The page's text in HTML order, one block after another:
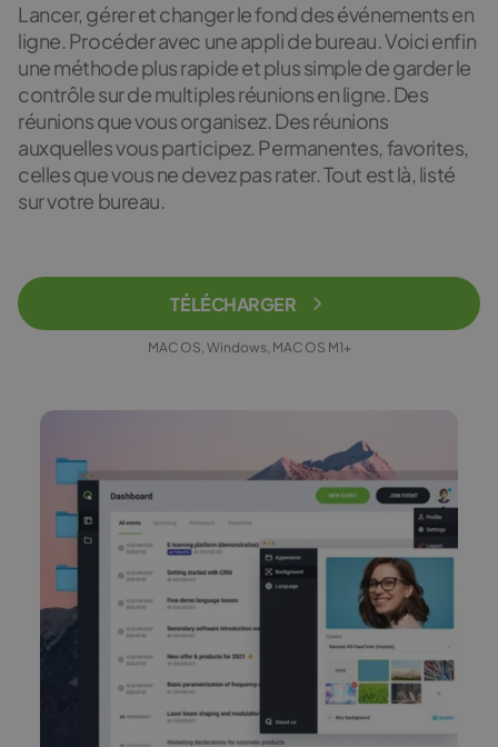
Lancer, gérer et changer le fond des événements en
ligne. Procéder avec une appli de bureau. Voici enfin
une méthode plus rapide et plus simple de garder le
contrôle sur de multiples réunions en ligne. Des
réunions que vous organisez. Des réunions
auxquelles vous participez. Permanentes, favorites,
celles que vous ne devez pas rater. Tout est là, listé
sur votre bureau.
TÉLÉCHARGER
MAC OS, Windows, MAC OS M1+